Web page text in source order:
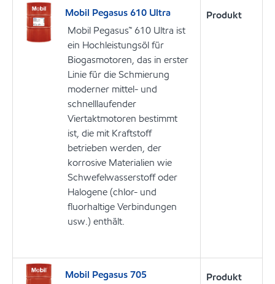
Mobil Pegasus 610 Ultra
Mobil Pegasus™ 610 Ultra ist
ein Hochleistungsöl für
Biogasmotoren, das in erster
Linie für die Schmierung
moderner mittel- und
schnelllaufender
Viertaktmotoren bestimmt
ist, die mit Kraftstoff
betrieben werden, der
korrosive Materialien wie
Schwefelwasserstoff oder
Halogene (chlor- und
fluorhaltige Verbindungen
usw.) enthält.
Produkt
Mobil Pegasus 705
Produkt